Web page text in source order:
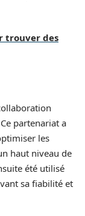
trouver des
partenariat a
les
haut niveau de
été utilisé
sa fiabilité et